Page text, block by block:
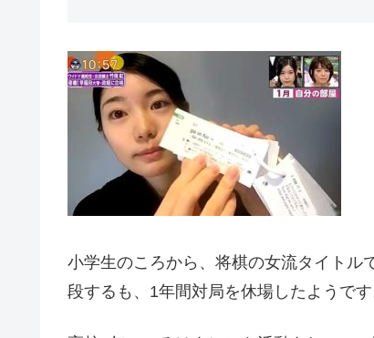
小学生のころから、将棋の女流タイトル
段するも、1年間対局を休場したようで